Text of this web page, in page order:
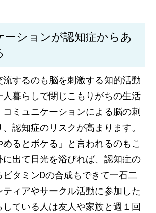
ーションが認知症からあ
流するのも脳を刺激する知的活動
暮らしで閉じこもりがちの生活
ミュニケーションによる脳の刺
認知症のリスクが高まります。
るとボケる」と言われるのもこ
出て日光を浴びれば、認知症の
タミンDの合成もできて一石二
ィアやサークル活動に参加した
している人は友人や家族と週１回